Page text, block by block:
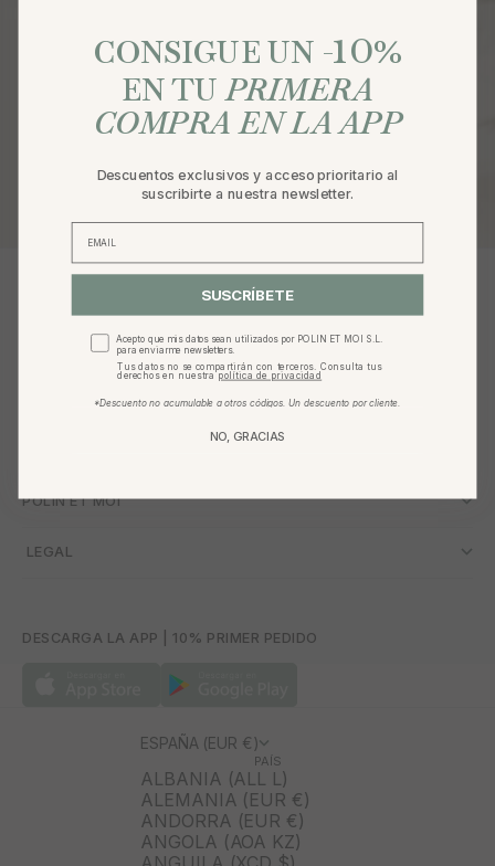
Tus datos serán tratados por POLIN ET MOI S.L. Finalidad: enviar
boletines informativos a tu correo. Legitimación: tu
consentimiento, que podrás retirar en cualquier momento. Tus
datos no serán cedidos a terceros. Tienes derecho a acceder,
rectificar y suprimir tus datos.Más información
POLÍN ET MOI
­ LEGAL
DESCARGA LA APP | 10% PRIMER PEDIDO
ESPAÑA (EUR €)
PAÍS
ALBANIA (ALL L)
ALEMANIA (EUR €)
ANDORRA (EUR €)
ANGOLA (AOA KZ)
CONSIGUE UN -10%
EN TUPRIMERA
COMPRA EN LA APP
Descuentos exclusivos y acceso prioritario al
suscribirte a nuestra newsletter.
SUSCRÍBETE
Acepto que mis datos sean utilizados por POLIN ET MOI S.L.
para enviarme newsletters.
Tus datos no se compartirán con terceros. Consulta tus
derechos en nuestra política de privacidad
*Descuento no acumulable a otros códigos. Un descuento por cliente.
NO, GRACIAS